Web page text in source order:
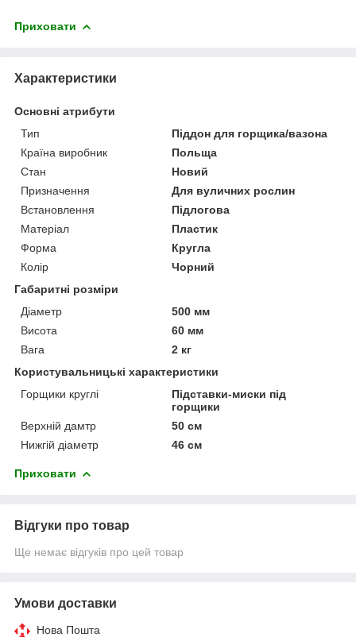
Приховати
Характеристики
Основні атрибути
Тип
Піддон для горщика/вазона
Країна виробник
Польща
Стан
Новий
Призначення
Для вуличних рослин
Встановлення
Підлогова
Матеріал
Пластик
Форма
Кругла
Колір
Чорний
Габаритні розміри
Діаметр
500 мм
Висота
60 мм
Вага
2 кг
Користувальницькі характеристики
Горщики круглі
Підставки-миски під
горщики
Верхній дамтр
50 см
Нижгій діаметр
46 см
Приховати
Відгуки про товар
Ще немає відгуків про цей товар
Умови доставки
Нова Пошта